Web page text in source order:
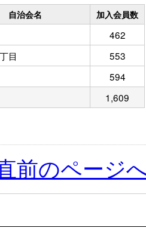
自治会名 加入会員数
462
目
553
594
1,609
前のページ